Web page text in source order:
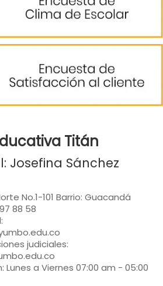
Titán
Josefina Sánchez
No.1-101 Barrio: Guacandá
88 58
judiciales:
Lunes a Viernes 07:00 am - 05:00